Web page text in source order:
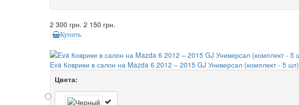
2 300 грн. 2 150 грн.
Купить
Eva Коврики в салон на Mazda 6 2012 – 2015 GJ Универсал (комплект - 5 шт)
Цвета: